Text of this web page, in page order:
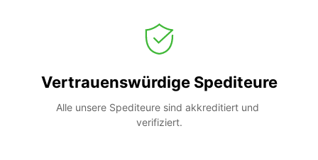
Vertrauenswürdige Spediteure
Alle unsere Spediteure sind akkreditiert und
verifiziert.